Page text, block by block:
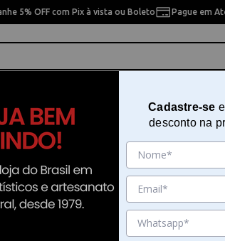
5% OFF com Pix à vista ou Boleto Pague em
Pintura
Sinoart - Quadro em Arles - Arte Terapia - C3040-
Kit para Pintura Numerada em
40x50cm Sinoart - Quadro em
Terapia - C3040-W3619
Cadastre-se
desconto na